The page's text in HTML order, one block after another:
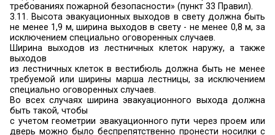
Для обеспечения безопасной
должны быть:
1) установлены необходимое количество,
соответствующее конструктивное
эвакуационных путей и эвакуационных выходов;
2) обеспечено беспрепятственное
эвакуационным путям и через эвакуационные
3) организованы оповещение и управление
людей по эвакуационным путям (в
использованием световых указателей,